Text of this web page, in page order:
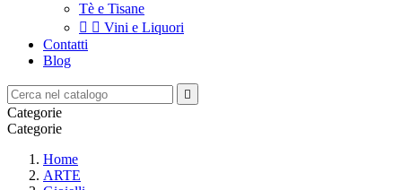
Tè e Tisane
  Vini e Liquori
Contatti
Blog

Categorie
Categorie
Home
ARTE